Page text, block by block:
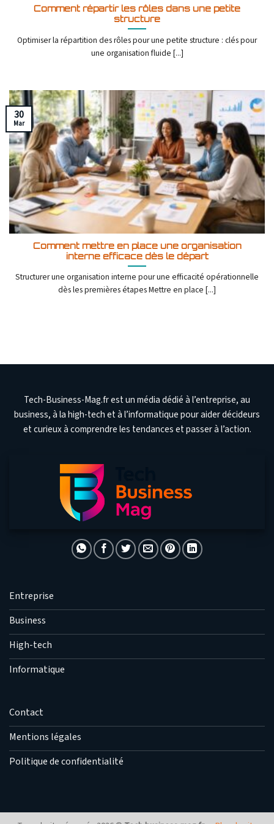
Comment répartir les rôles dans une petite
structure
Optimiser la répartition des rôles pour une petite structure : clés pour
une organisation fluide [...]
Comment mettre en place une organisation
interne efficace dès le départ
Structurer une organisation interne pour une efficacité opérationnelle
dès les premières étapes Mettre en place [...]
30
Mar
Tech-Business-Mag.fr est un média dédié à l’entreprise, au
business, à la high-tech et à l’informatique pour aider décideurs
et curieux à comprendre les tendances et passer à l’action.
Entreprise
Business
High-tech
Informatique
Contact
Mentions légales
Politique de confidentialité